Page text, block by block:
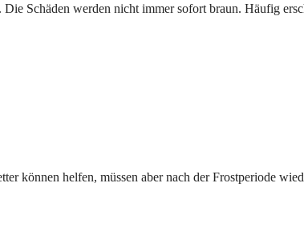
Schäden werden nicht immer sofort braun. Häufig
können helfen, müssen aber nach der Frostperiode